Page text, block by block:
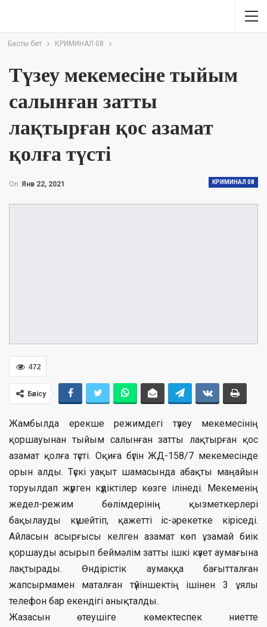
Басты бет КРИМИНАЛ 08
Түзеу мекемесіне тыйым
салынған затты
лақтырған қос азамат
қолға түсті
КРИМИНАЛ 08
On Янв 22, 2021
472
Бөлісу
Жамбылда ерекше режимдегі түзеу мекемесінің
қоршауынан тыйым салынған затты лақтырған қос
азамат қолға түсті. Оқиға бүгін ЖД-158/7 мекемесінде
орын алды. Түскі уақыт шамасында абақты маңайын
торуылдап жүрген күдіктілер көзге ілінеді. Мекеменің
жедел-режим бөлімдерінің қызметкерлері
бақылауды күшейтіп, қажетті іс-әрекетке кіріседі.
Айласын асырғысы келген азамат көп ұзамай биік
қоршауды асырып беймәлім затты ішкі күзет аумағына
лақтырады. Өндірістік аумаққа бағытталған
жапсырмамен маталған түйіншектің ішінен 3 ұялы
телефон бар екендігі анықталды.
Жазасын өтеушіге көмектеспек ниетте